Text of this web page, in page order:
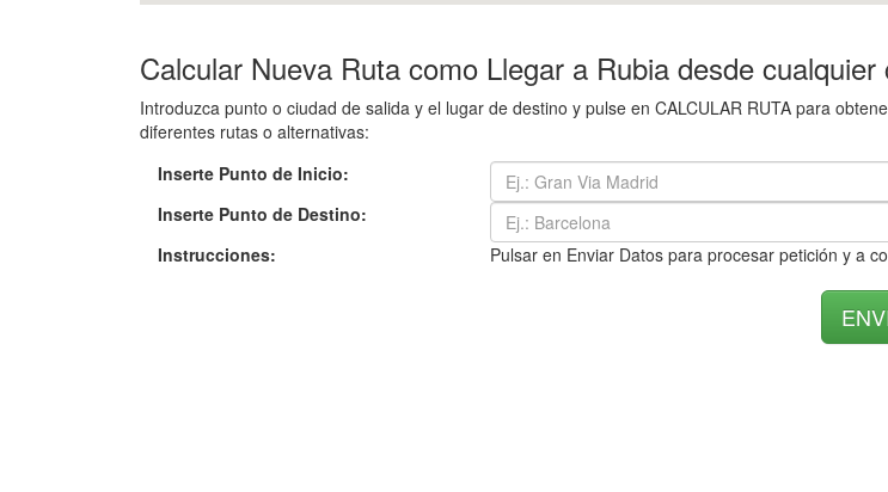
Calcular Nueva Ruta como Llegar a Rubia desde cualquier
Introduzca punto o ciudad de salida y el lugar de destino y pulse en CALCULAR RUTA para
diferentes rutas o alternativas:
Inserte Punto de Inicio:
Inserte Punto de Destino:
Instrucciones:
Pulsar en Enviar Datos para procesar petición y a